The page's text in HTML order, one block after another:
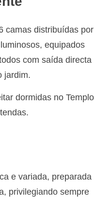
camas distribuídas por
equipados
com saída directa
jardim.
dormidas no Templo
e variada, preparada
privilegiando sempre